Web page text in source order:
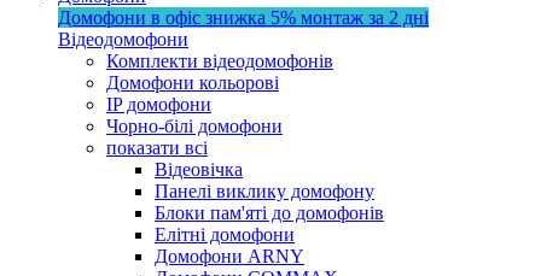
Домофони в офіс знижка 5% монтаж за 2 дні
Відеодомофони
Комплекти відеодомофонів
Домофони кольорові
IP домофони
Чорно-білі домофони
показати всі
Відеовічка
Панелі виклику домофону
Блоки пам'яті до домофонів
Елітні домофони
Домофони ARNY